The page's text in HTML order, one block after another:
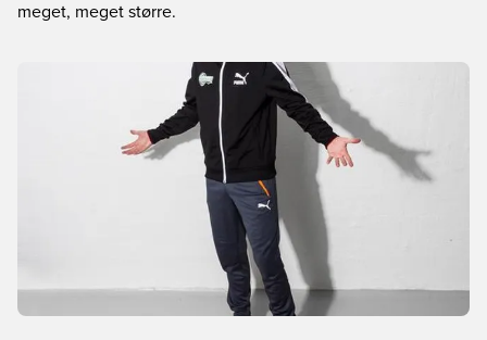
meget, meget større.